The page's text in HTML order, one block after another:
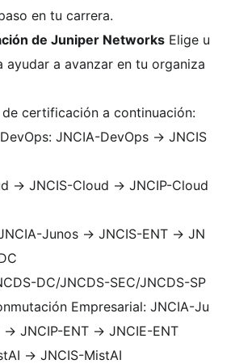
en tu carrera.
de Juniper Networks Elige u
ayudar a avanzar en tu organiza
certificación a continuación:
JNCIA-DevOps → JNCIS
→ JNCIS-Cloud → JNCIP-Cloud
Junos → JNCIS-ENT → JN
DC/JNCDS-SEC/JNCDS-SP
Empresarial: JNCIA-Ju
JNCIP-ENT → JNCIE-ENT
→ JNCIS-MistAI